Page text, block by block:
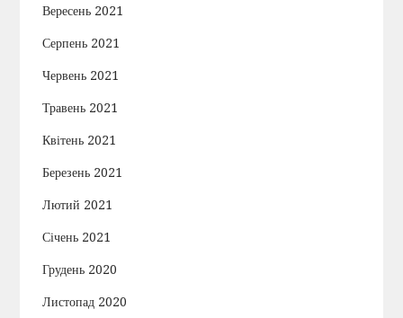
Вересень 2021
Серпень 2021
Червень 2021
Травень 2021
Квітень 2021
Березень 2021
Лютий 2021
Січень 2021
Грудень 2020
Листопад 2020